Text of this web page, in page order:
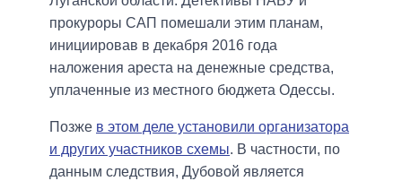
прокуроры САП помешали этим планам,
инициировав в декабря 2016 года
наложения ареста на денежные средства,
уплаченные из местного бюджета Одессы.
Позже в этом деле установили организатора
и других участников схемы. В частности, по
данным следствия, Дубовой является